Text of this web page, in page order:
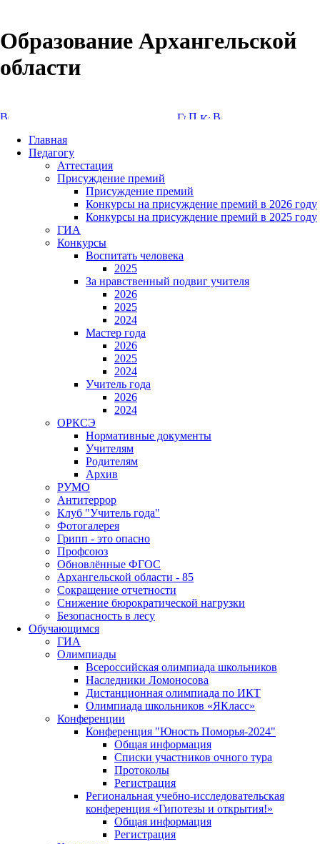
Образование Архангельской
области
Главная
Педагогу
Аттестация
Присуждение премий
Присуждение премий
Конкурсы на присуждение премий в 2026 году
Конкурсы на присуждение премий в 2025 году
ГИА
Конкурсы
Воспитать человека
2025
За нравственный подвиг учителя
2026
2025
2024
Мастер года
2026
2025
2024
Учитель года
2026
2024
ОРКСЭ
Нормативные документы
Учителям
Родителям
Архив
РУМО
Антитеррор
Клуб "Учитель года"
Фотогалерея
Грипп - это опасно
Профсоюз
Обновлённые ФГОС
Архангельской области - 85
Сокращение отчетности
Снижение бюрократической нагрузки
Безопасность в лесу
Обучающимся
ГИА
Олимпиады
Всероссийская олимпиада школьников
Наследники Ломоносова
Дистанционная олимпиада по ИКТ
Олимпиада школьников «ЯКласс»
Конференции
Конференция "Юность Поморья-2024"
Общая информация
Списки участников очного тура
Протоколы
Регистрация
Региональная учебно-исследовательская
конференция «Гипотезы и открытия!»
Общая информация
Регистрация